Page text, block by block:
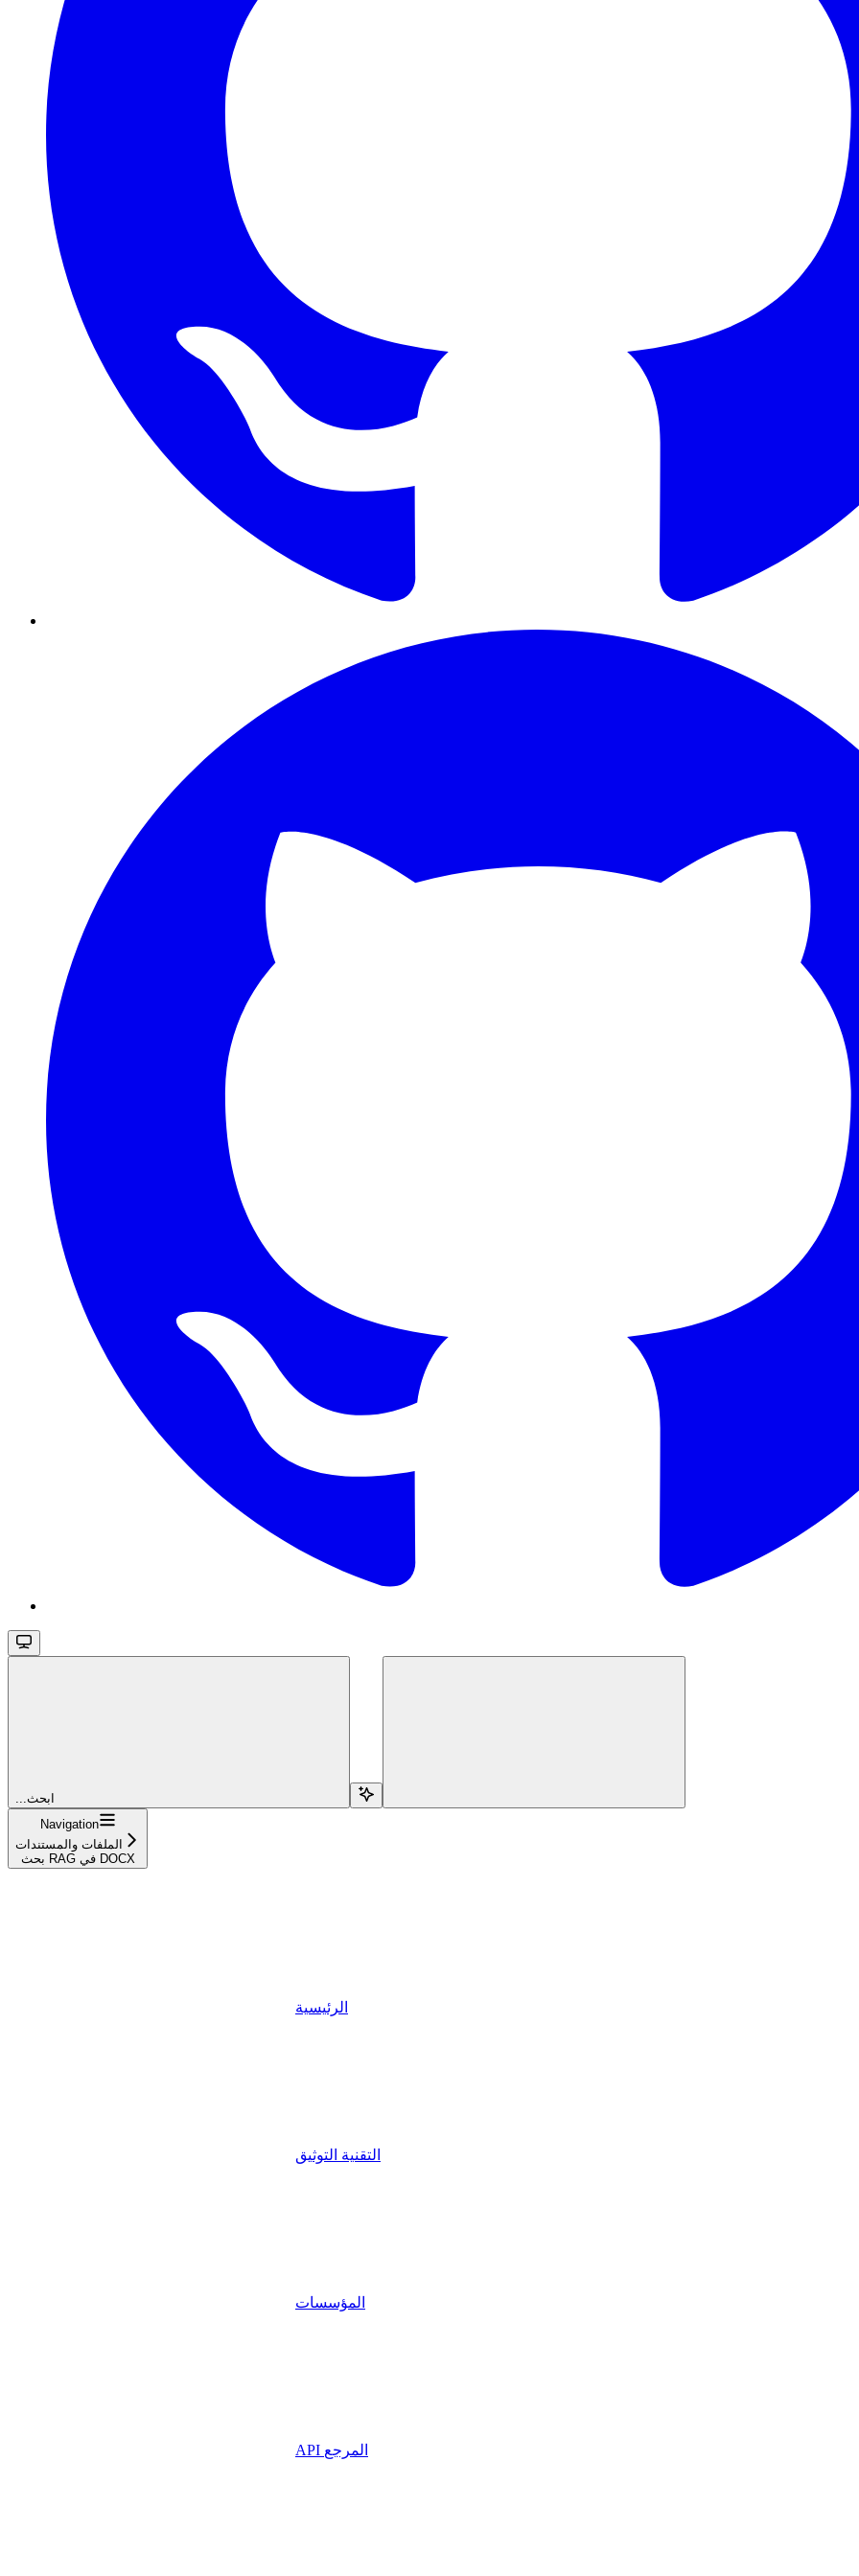
...ابحث
Navigation
الملفات والمستندات
بحث RAG في DOCX
الرئيسية
التقنية التوثيق
المؤسسات
API المرجع